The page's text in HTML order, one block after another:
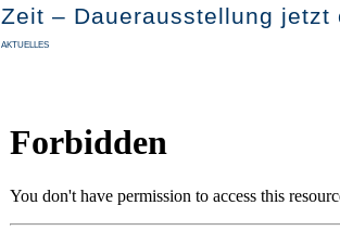
Zeit – Dauerausstellung jetzt
AKTUELLES